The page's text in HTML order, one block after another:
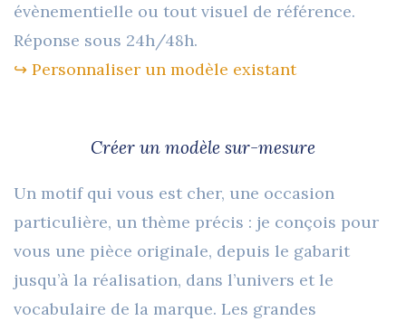
évènementielle ou tout visuel de référence.
Réponse sous 24h/48h.
↪︎ Personnaliser un modèle existant
Créer un modèle sur-mesure
Un motif qui vous est cher, une occasion
particulière, un thème précis : je conçois pour
vous une pièce originale, depuis le gabarit
jusqu’à la réalisation, dans l’univers et le
vocabulaire de la marque. Les grandes